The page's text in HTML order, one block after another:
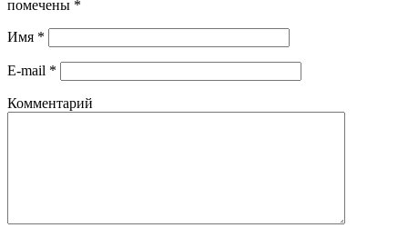
помечены *
Имя *
E-mail *
Комментарий